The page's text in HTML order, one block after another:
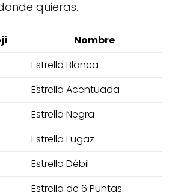
quieras.
Nombre
Estrella Blanca
Estrella Acentuada
Estrella Negra
Estrella Fugaz
Estrella Débil
Estrella de 6 Puntas